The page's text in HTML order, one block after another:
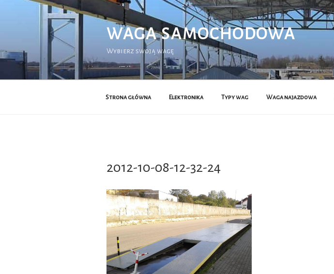
WAGA SAMOCHODOWA
Wybierz swoją wagę
Strona główna Elektronika Typy wag Waga najazdowa
2012-10-08-12-32-24